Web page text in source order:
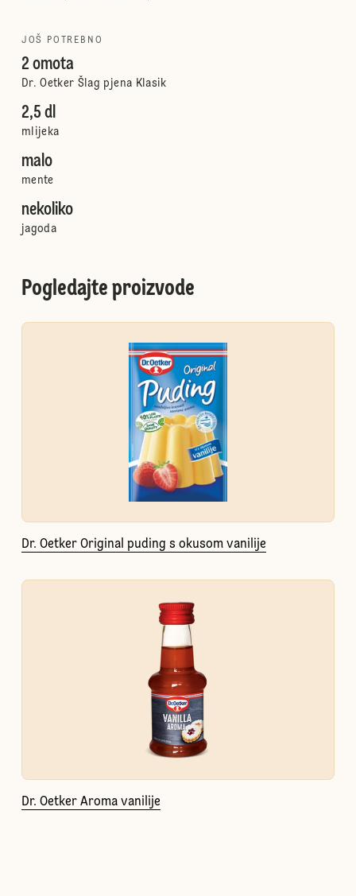
JOŠ POTREBNO
2 omota
Dr. Oetker Šlag pjena Klasik
2,5 dl
mlijeka
malo
mente
nekoliko
jagoda
Pogledajte proizvode
Dr. Oetker Original puding s okusom vanilije
Dr. Oetker Aroma vanilije